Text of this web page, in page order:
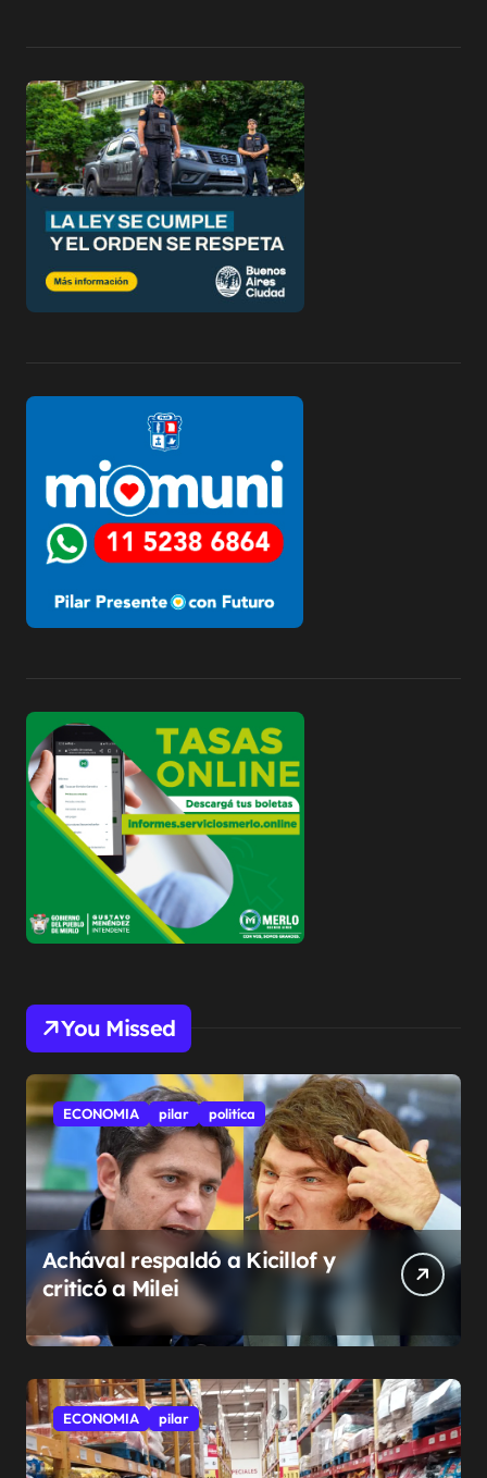
You Missed
ECONOMIA pilar politíca
Achával respaldó a Kicillof y
criticó a Milei
ECONOMIA pilar